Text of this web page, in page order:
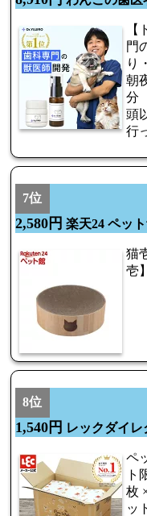
門
り
朝
分
頭
行
7位
2,580円 楽天24 ペッ
猫
壱】
8位
1,540円 レックダイ
ペ
ト
枚
ッ